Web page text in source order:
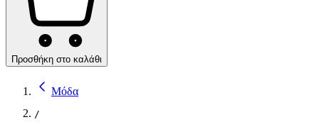
Προσθήκη στο καλάθι
Μόδα
/